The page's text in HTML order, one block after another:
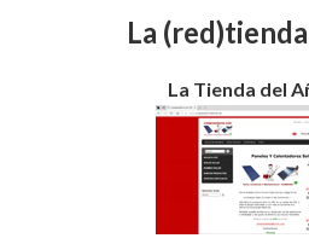
La
La Tienda del